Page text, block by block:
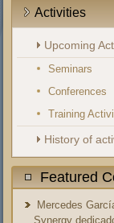
Activities
Upcoming
Seminars
Conferences
Training
History of
Featured
Mercedes
Synergy